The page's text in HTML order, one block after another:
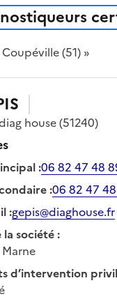
(51) »
house(51240)
:06 82 47 48
:06 82 47
:gepis@diaghouse.fr
société:
d’intervention